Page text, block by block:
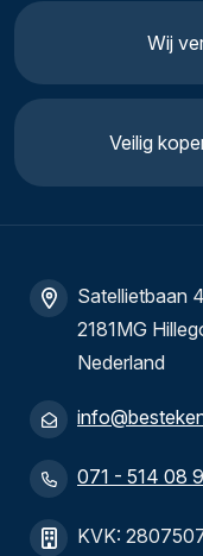
Wij
Veilig
Satellietbaan
2181MG
Nederland
071 - 514 08
KVK: